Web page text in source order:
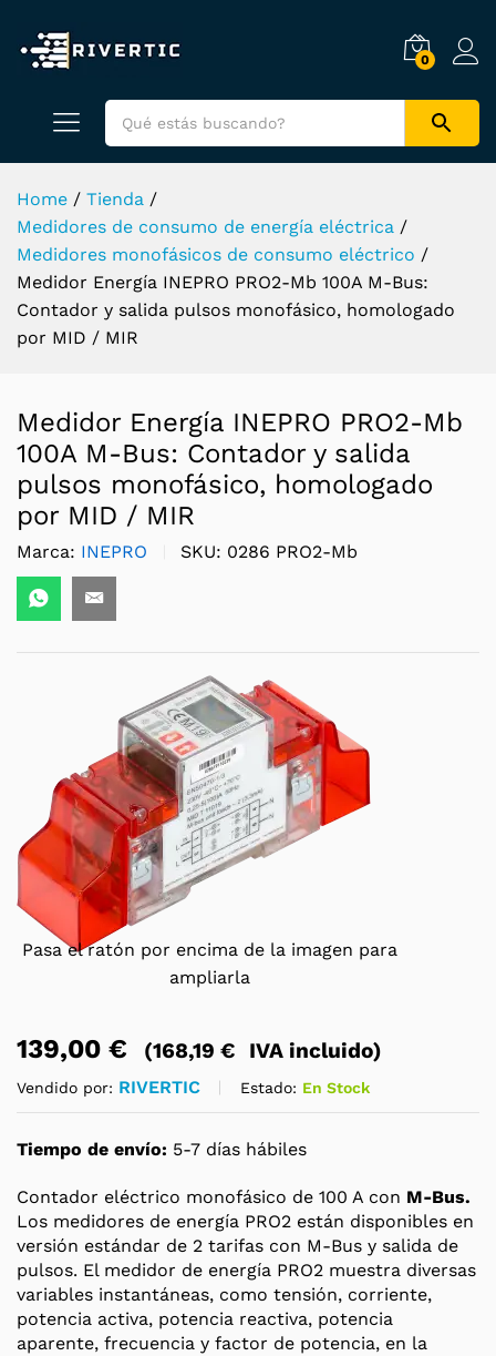
0
Home / Tienda /
Medidores de consumo de energía eléctrica /
Medidores monofásicos de consumo eléctrico /
Medidor Energía INEPRO PRO2-Mb 100A M-Bus:
Contador y salida pulsos monofásico, homologado
por MID / MIR
Medidor Energía INEPRO PRO2-Mb
100A M-Bus: Contador y salida
pulsos monofásico, homologado
por MID / MIR
Marca: INEPRO SKU: 0286 PRO2-Mb
Pasa el ratón por encima de la imagen para
ampliarla
139,00 € (168,19 € IVA incluido)
Vendido por: RIVERTIC Estado: En Stock
Tiempo de envío: 5-7 días hábiles
Contador eléctrico monofásico de 100 A con M-Bus.
Los medidores de energía PRO2 están disponibles en
versión estándar de 2 tarifas con M-Bus y salida de
pulsos. El medidor de energía PRO2 muestra diversas
variables instantáneas, como tensión, corriente,
potencia activa, potencia reactiva, potencia
aparente, frecuencia y factor de potencia, en la